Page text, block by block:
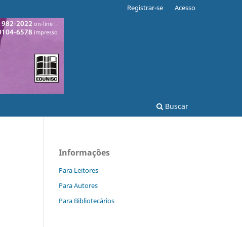
Buscar
Registrar-se Acesso
Informações
Para Leitores
Para Autores
Para Bibliotecários